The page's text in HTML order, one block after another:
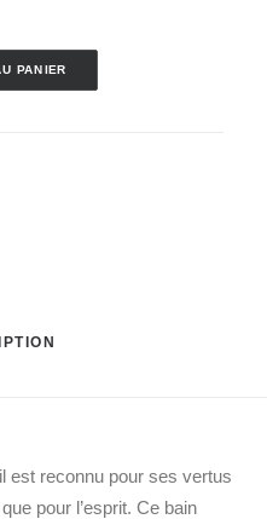
PANIER
est reconnu pour ses vertus
pour l’esprit. Ce bain